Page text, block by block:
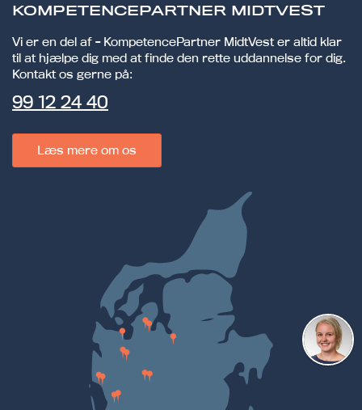
KOMPETENCEPARTNER MIDTVEST
Vi er en del af - KompetencePartner MidtVest er altid klar
til at hjælpe dig med at finde den rette uddannelse for dig.
Kontakt os gerne på:
99 12 24 40
Læs mere om os